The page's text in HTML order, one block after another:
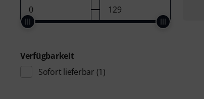
Verfügbarkeit
Sofort lieferbar (1)